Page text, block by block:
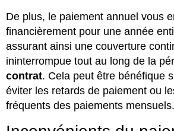
De plus, le paiement annuel vous
financièrement pour une année
assurant ainsi une couverture
ininterrompue tout au long de la
contrat. Cela peut être bénéfique
éviter les retards de paiement ou
fréquents des paiements mensuels.